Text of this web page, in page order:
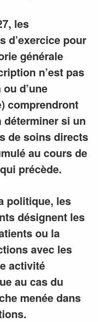
les
d’exercice pour
générale
n’est pas
d’une
comprendront
déterminer si un
de soins directs
au cours de
précède.
politique, les
désignent les
ou la
avec les
activité
au cas du
menée dans